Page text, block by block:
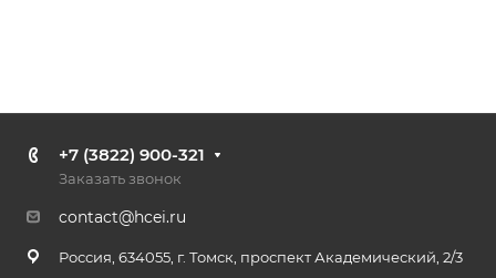
+7 (3822) 900-321
Заказать звонок
contact@hcei.ru
Россия, 634055, г. Томск, проспект Академический, 2/3